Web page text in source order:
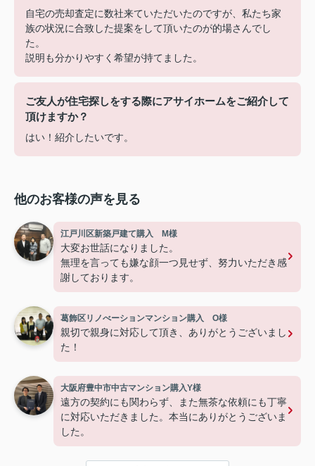
自宅の売却査定に数社来ていただいたのですが、私たち家
族の状況に合致した提案をして頂いたのが的場さんでし
た。
説明も分かりやすく希望が持てました。
ご友人が住宅探しをする際にアサイホームをご紹介して
頂けますか？
はい！紹介したいです。
他のお客様の声を見る
江戸川区新築戸建て購入 M様
大変お世話になりました。
無理を言っても嫌な顔一つ見せず、努力いただき感
謝しております。
葛飾区リノべーションマンション購入 O様
親切で親身に対応して頂き、ありがとうございまし
た！
大阪府豊中市中古マンション購入Y様
遠方の契約にも関わらず、また無茶な依頼にも丁寧
に対応いただきました。本当にありがとうございま
した。